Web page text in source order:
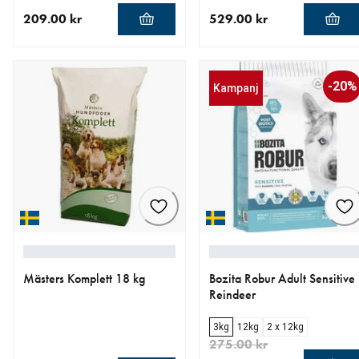
209.00 kr 529.00 kr
Mästers Komplett 18 kg
Kampanj -20%
Bozita Robur Adult Sensitive
Reindeer
3kg 12kg 2 x 12kg
275.00 kr